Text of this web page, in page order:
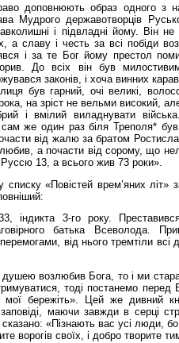
доповнюють образ одного з
Мудрого державотворців
і підвладні йому. Він
а славу і честь за всі побіди
і за те Бог йому престол
До всіх він був
законів, і хоча винних
був гарний, очі великі,
на зріст не вельми високий,
і вмілий виладнувати
сам же один раз біля Треполя*
від жалю за братом
любив, а почасти від сорому, що
13, а всього жив 73 роки».
списку «Повістей врем’яних
індикта 3-го року.
батька Всеволода.
від нього тремтіли
душею возлюбив Бога, то і ми
тоді постанемо
мої бережіть». Цей же дивний
заповіді, маючи завжди в серці
«Пізнають вас усі люди,
ворогів своїх, і добро творите